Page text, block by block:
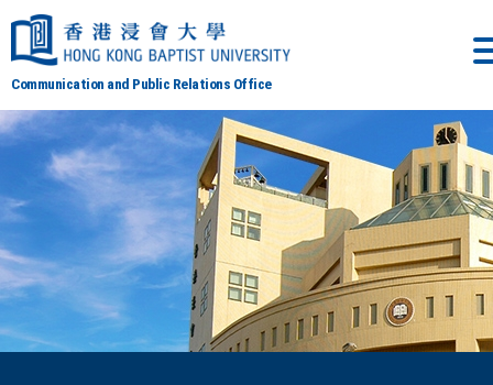
Communication and Public Relations Office